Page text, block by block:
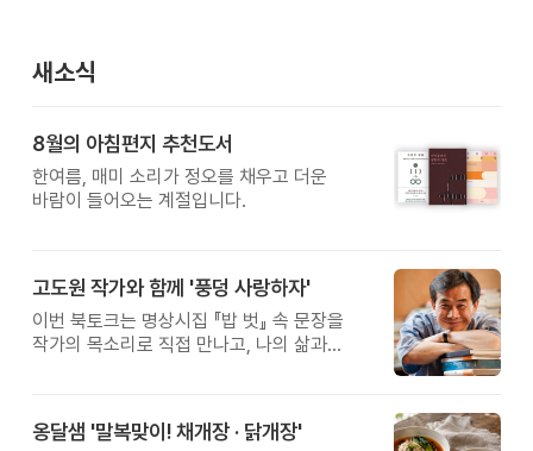
새소식
8월의 아침편지 추천도서
한여름, 매미 소리가 정오를 채우고 더운
바람이 들어오는 계절입니다.
고도원 작가와 함께 '풍덩 사랑하자'
이번 북토크는 명상시집 『밥 벗』 속 문장을
작가의 목소리로 직접 만나고, 나의 삶과
옹달샘 '말복맞이! 채개장 · 닭개장'